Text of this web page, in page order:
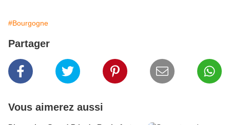
#Bourgogne
Partager
Vous aimerez aussi